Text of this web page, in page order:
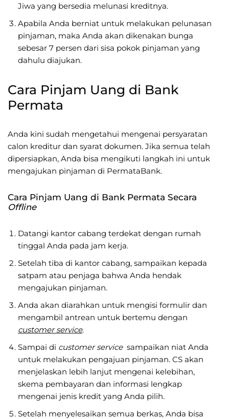
Jiwa yang bersedia melunasi kreditnya.
Apabila Anda berniat untuk melakukan pelunasan
pinjaman, maka Anda akan dikenakan bunga
sebesar 7 persen dari sisa pokok pinjaman yang
dahulu diajukan.
Cara Pinjam Uang di Bank
Permata
Anda kini sudah mengetahui mengenai persyaratan
calon kreditur dan syarat dokumen. Jika semua telah
dipersiapkan, Anda bisa mengikuti langkah ini untuk
mengajukan pinjaman di PermataBank.
Cara Pinjam Uang di Bank Permata Secara
Offline
Datangi kantor cabang terdekat dengan rumah
tinggal Anda pada jam kerja.
Setelah tiba di kantor cabang, sampaikan kepada
satpam atau penjaga bahwa Anda hendak
mengajukan pinjaman.
Anda akan diarahkan untuk mengisi formulir dan
mengambil antrean untuk bertemu dengan
customer service.
Sampai di customer service sampaikan niat Anda
untuk melakukan pengajuan pinjaman. CS akan
menjelaskan lebih lanjut mengenai kelebihan,
skema pembayaran dan informasi lengkap
mengenai jenis kredit yang Anda pilih.
Setelah menyelesaikan semua berkas, Anda bisa